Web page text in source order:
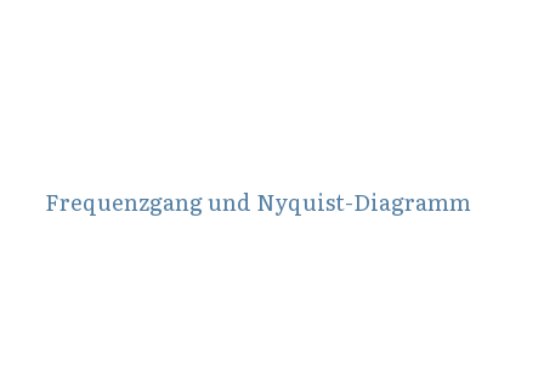
Frequenzgang und Nyquist-Diagramm